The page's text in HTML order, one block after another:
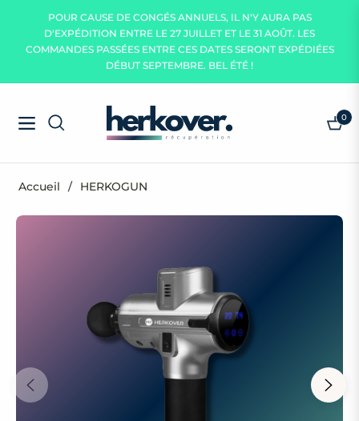
POUR CAUSE DE CONGÉS ANNUELS, IL N'Y AURA PAS
D'EXPÉDITION ENTRE LE 27 JUILLET ET LE 31 AOÛT. LES
COMMANDES PASSÉES ENTRE CES DATES SERONT EXPÉDIÉES
DÉBUT SEPTEMBRE. BEL ÉTÉ !
Navigation
0
Accueil / HERKOGUN